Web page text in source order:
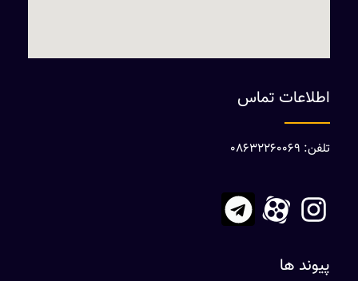
اطلاعات تماس
تلفن: 08632260069
پیوند ها